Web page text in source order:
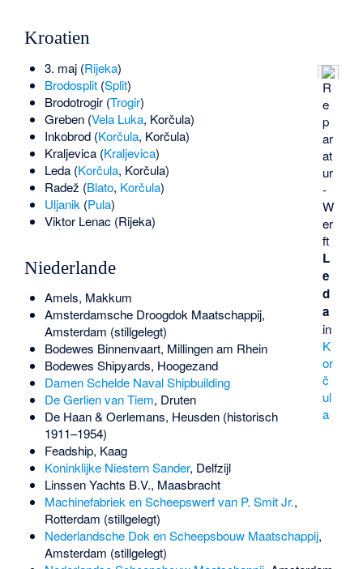
Kroatien
R
e
p
ar
at
ur
-
W
er
ft
L
e
d
a
in
K
or
č
ul
a
3. maj(Rijeka)
Brodosplit(Split)
Brodotrogir(Trogir)
Greben(Vela Luka, Korčula)
Inkobrod(Korčula, Korčula)
Kraljevica(Kraljevica)
Leda(Korčula, Korčula)
Radež (Blato, Korčula)
Uljanik (Pula)
Viktor Lenac(Rijeka)
Niederlande
Amels, Makkum
Amsterdamsche Droogdok Maatschappij,
Amsterdam (stillgelegt)
Bodewes Binnenvaart, Millingen am Rhein
Bodewes Shipyards, Hoogezand
Damen Schelde Naval Shipbuilding
De Gerlien van Tiem, Druten
De Haan & Oerlemans, Heusden (historisch
1911–1954)
Feadship, Kaag
Koninklijke Niestern Sander, Delfzijl
Linssen Yachts B.V., Maasbracht
Machinefabriek en Scheepswerf van P. Smit Jr.,
Rotterdam (stillgelegt)
Nederlandsche Dok en Scheepsbouw Maatschappij,
Amsterdam (stillgelegt)